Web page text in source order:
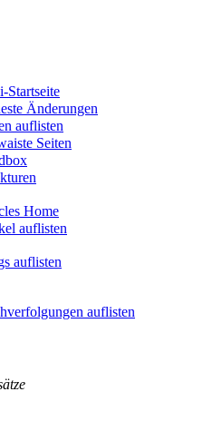
Startseite
Änderungen
auflisten
Seiten
Home
auflisten
auflisten
auflisten